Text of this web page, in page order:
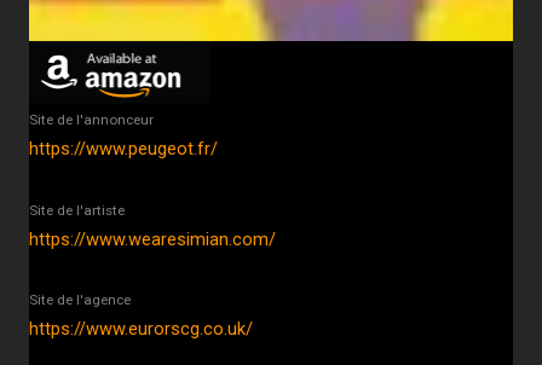
Site de l'annonceur
https://www.peugeot.fr/
Site de l'artiste
https://www.wearesimian.com/
Site de l'agence
https://www.eurorscg.co.uk/